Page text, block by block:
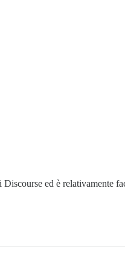
ed è relativamente